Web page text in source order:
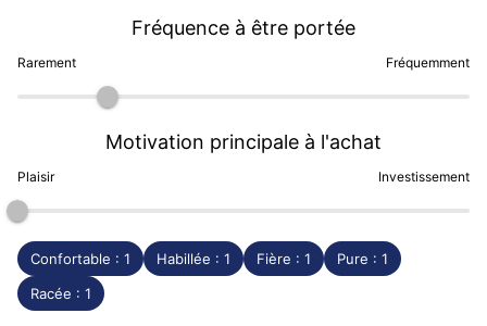
Rarement
Fréquence à être portée
Fréquemment
Plaisir
Motivation principale à l'achat
Investissement
Confortable : 1 Habillée : 1 Fière : 1
Pure : 1
Racée : 1